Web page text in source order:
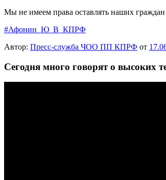
Мы не имеем права оставлять наших
#Афонин_Ю_В_КПРФ
Автор: Пресс-служба ЧОО ПП КПРФ от
Сегодня много говорят о высоких